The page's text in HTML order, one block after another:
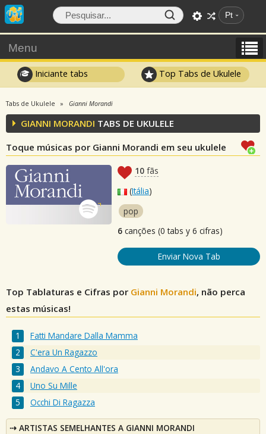
Pt
Menu
Iniciante tabs Top Tabs de Ukulele
Tabs de Ukulele Gianni Morandi
GIANNI MORANDI TABS DE UKULELE
Toque músicas por Gianni Morandi em seu ukulele
10 fãs
(Itália)
pop
6 canções (0 tabs y 6 cifras)
Enviar Nova Tab
Top Tablaturas e Cifras por Gianni Morandi, não perca
estas músicas!
Fatti Mandare Dalla Mamma
C'era Un Ragazzo
Andavo A Cento All'ora
Uno Su Mille
Occhi Di Ragazza
ARTISTAS SEMELHANTES A GIANNI MORANDI